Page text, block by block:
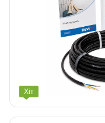
Хіт